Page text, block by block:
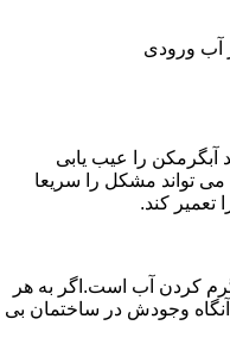
آب ورودی
آبگرمکن را عیب یابی
تواند مشکل را سریعا
کند.
کردن آب است.اگر به هر
وجودش در ساختمان بی